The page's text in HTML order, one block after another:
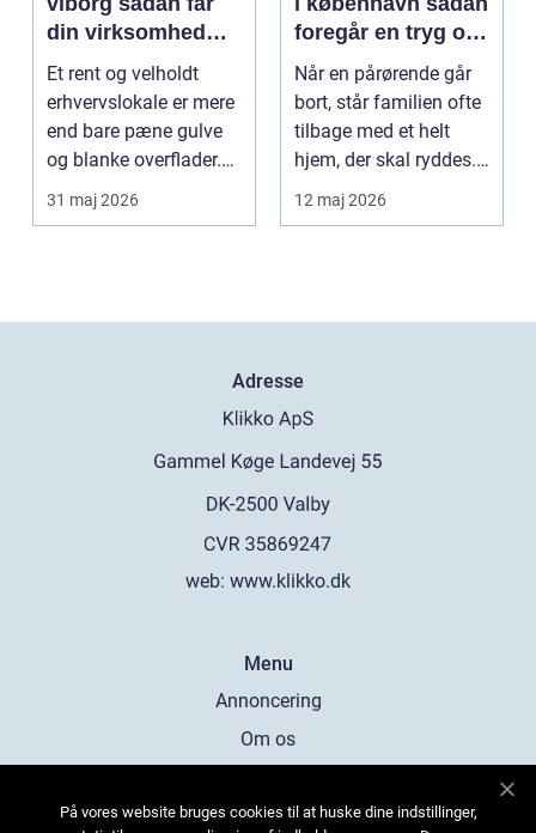
din virksomhed
mere tid og bedre
arbejdsmiljø
Et rent og velholdt
erhvervslokale er mere
end bare pæne gulve
og blanke overflader.
Rengøringen påv...
31 maj 2026
foregår en tryg og
effektiv proces
Når en pårørende går
bort, står familien ofte
tilbage med et helt
hjem, der skal ryddes.
Møbler, per...
12 maj 2026
Adresse
web: www.klikko.dk
Menu
Annoncering
Om os
Kontakt os
På vores website bruges cookies til at huske dine indstillinger,